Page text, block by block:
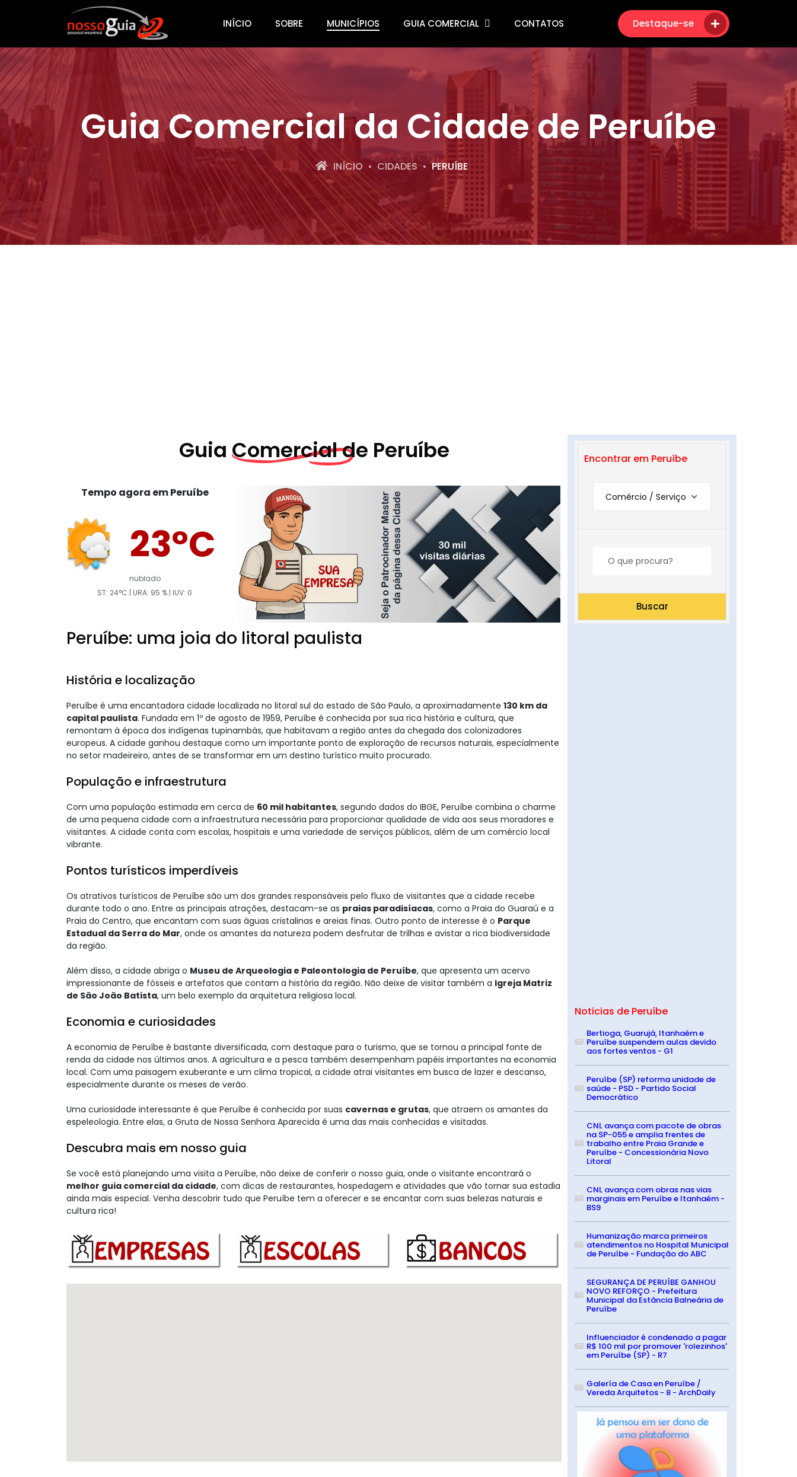
INÍCIO SOBRE MUNICÍPIOS GUIA COMERCIAL CONTATOS Destaque-se
Guia Comercial da Cidade de Peruíbe
INÍCIO CIDADES PERUÍBE
Guia Comercial de Peruíbe
Tempo agora em Peruíbe
23°C
nublado
ST: 24°C | URA: 95 % | IUV: 0
Peruíbe: uma joia do litoral paulista
História e localização
Peruíbe é uma encantadora cidade localizada no litoral sul do estado de São Paulo, a aproximadamente 130 km da
capital paulista. Fundada em 1º de agosto de 1959, Peruíbe é conhecida por sua rica história e cultura, que
remontam à época dos indígenas tupinambás, que habitavam a região antes da chegada dos colonizadores
europeus. A cidade ganhou destaque como um importante ponto de exploração de recursos naturais, especialmente
no setor madeireiro, antes de se transformar em um destino turístico muito procurado.
População e infraestrutura
Com uma população estimada em cerca de 60 mil habitantes, segundo dados do IBGE, Peruíbe combina o charme
de uma pequena cidade com a infraestrutura necessária para proporcionar qualidade de vida aos seus moradores e
visitantes. A cidade conta com escolas, hospitais e uma variedade de serviços públicos, além de um comércio local
vibrante.
Pontos turísticos imperdíveis
Os atrativos turísticos de Peruíbe são um dos grandes responsáveis pelo fluxo de visitantes que a cidade recebe
durante todo o ano. Entre as principais atrações, destacam-se as praias paradisíacas, como a Praia do Guaraú e a
Praia do Centro, que encantam com suas águas cristalinas e areias finas. Outro ponto de interesse é o Parque
Estadual da Serra do Mar, onde os amantes da natureza podem desfrutar de trilhas e avistar a rica biodiversidade
da região.
Além disso, a cidade abriga o Museu de Arqueologia e Paleontologia de Peruíbe, que apresenta um acervo
impressionante de fósseis e artefatos que contam a história da região. Não deixe de visitar também a Igreja Matriz
de São João Batista, um belo exemplo da arquitetura religiosa local.
Economia e curiosidades
A economia de Peruíbe é bastante diversificada, com destaque para o turismo, que se tornou a principal fonte de
renda da cidade nos últimos anos. A agricultura e a pesca também desempenham papéis importantes na economia
local. Com uma paisagem exuberante e um clima tropical, a cidade atrai visitantes em busca de lazer e descanso,
especialmente durante os meses de verão.
Uma curiosidade interessante é que Peruíbe é conhecida por suas cavernas e grutas, que atraem os amantes da
espeleologia. Entre elas, a Gruta de Nossa Senhora Aparecida é uma das mais conhecidas e visitadas.
Descubra mais em nosso guia
Se você está planejando uma visita a Peruíbe, não deixe de conferir o nosso guia, onde o visitante encontrará o
melhor guia comercial da cidade, com dicas de restaurantes, hospedagem e atividades que vão tornar sua estadia
ainda mais especial. Venha descobrir tudo que Peruíbe tem a oferecer e se encantar com suas belezas naturais e
cultura rica!
Encontrar em Peruíbe
Comércio / Serviço
Buscar
Noticias de Peruíbe
Bertioga, Guarujá, Itanhaém e
Peruíbe suspendem aulas devido
aos fortes ventos - G1
Peruíbe (SP) reforma unidade de
saúde - PSD - Partido Social
Democrático
CNL avança com pacote de obras
na SP-055 e amplia frentes de
trabalho entre Praia Grande e
Peruíbe - Concessionária Novo
Litoral
CNL avança com obras nas vias
marginais em Peruíbe e Itanhaém -
BS9
Humanização marca primeiros
atendimentos no Hospital Municipal
de Peruíbe - Fundação do ABC
SEGURANÇA DE PERUÍBE GANHOU
NOVO REFORÇO - Prefeitura
Municipal da Estância Balneária de
Peruíbe
Influenciador é condenado a pagar
R$ 100 mil por promover 'rolezinhos'
em Peruíbe (SP) - R7
Galería de Casa en Peruíbe /
Vereda Arquitetos - 8 - ArchDaily